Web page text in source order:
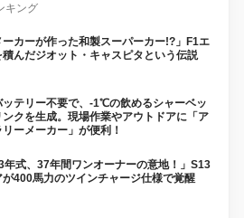
キング
ーカーが作った和製スーパーカー!?」F1エ
積んだジオット・キャスピタという伝説
ッテリー不要で、-1℃の飲めるシャーベッ
ンクを生成。現場作業やアウトドアに「ア
ーメーカー」が便利！
年式、37年間ワンオーナーの意地！」S13
が400馬力のツインチャージ仕様で覚醒